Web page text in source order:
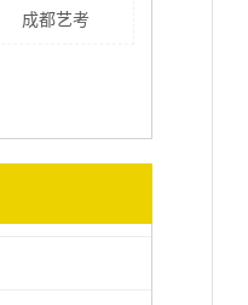
成都艺考